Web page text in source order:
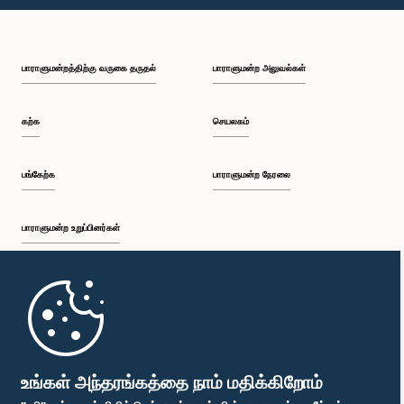
உங்கள் அந்தரங்கத்தை நாம் மதிக்கிறோம்
பி.ப. 1:49 - பி.ப. 1:56
பி.ப. 2:05 - பி.ப. 2:29
பி.ப. 2:54 - பி.ப. 3:09
பாராளுமன்றத்திற்கு வருகை தருதல்
கற்க
பங்கேற்க
பாராளுமன்ற உறுப்பினர்கள்
முதற்பக்கம்
பாராளுமன்ற அலுவல்கள்
செயலகம்
பாராளுமன்ற நேரலை
பாராளுமன்ற கையடக்க செயலி